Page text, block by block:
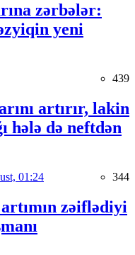
zərbələr:
yeni
439
artırır, lakin
hələ də neftdən
01:24 344
zəiflədiyi